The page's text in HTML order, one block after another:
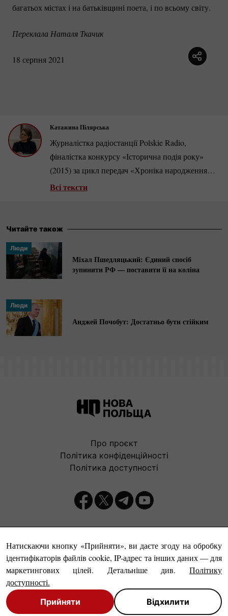
багатьох містах і на батьківщині поета, і по всьому світу.
Переклала Наталя Ткачик
18 серпня 2021
Катажина Пілярська
Журналістка радіостанції Polskie Radio,
фіналістка конкурсу «Історична подія року»
(2015) за цикл передач «Хроніка народження
"Солідарності"».
літературної резиденції Вишеградського фонду,
словацького театрального фестивалю в Польщі.
Любителькастріт-арту, ведеінстаграм-блог
@pole_to_write.
Всі тексти
Читайте також
Люди
Міхал Пшедляцький: Єдиний спосіб
зупинити РФ — поставити її на коліна
Люди
Анджей Почобут: Достатньо бути стійким
Натискаючи кнопку «Прийняти», ви даєте згоду на обробку
ідентифікаторів файлів cookie, IP-адрес та інших даних — для
маркетингових цілей. Детальніше див.
Політику
доступності.
Прийняти Відхилити
Про проєкт
Політика конфіденційності
Політика доступності